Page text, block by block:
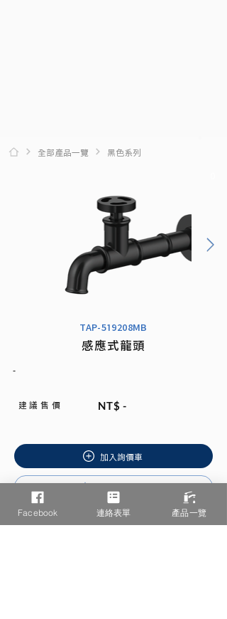
全部產品一覽 黑色系列
TAP-519208MB
感應式龍頭
-
建 議 售 價 NT$ -
加入詢價車
安裝說明書
Facebook 連絡表單 產品一覽